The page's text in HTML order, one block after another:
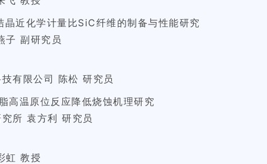
近化学计量比SiC纤维的制备与性能研究
子 副研究员
有限公司 陈松 研究员
高温原位反应降低烧蚀机理研究
所 袁方利 研究员
虹 教授